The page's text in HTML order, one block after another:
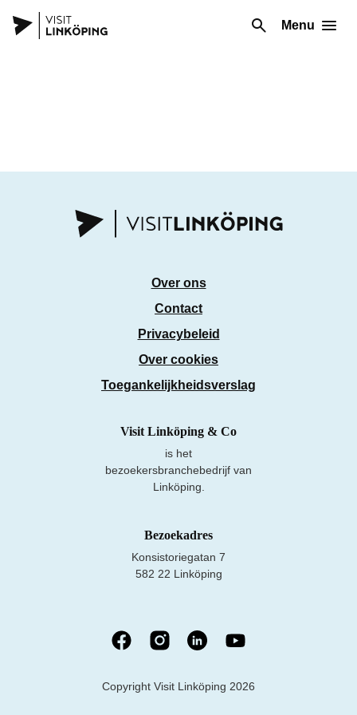
Menu
Over ons
Contact
Privacybeleid
Over cookies
Toegankelijkheidsverslag
Visit Linköping & Co
is het
bezoekersbranchebedrijf van
Linköping.
Bezoekadres
Konsistoriegatan 7
582 22 Linköping
Copyright Visit Linköping 2026